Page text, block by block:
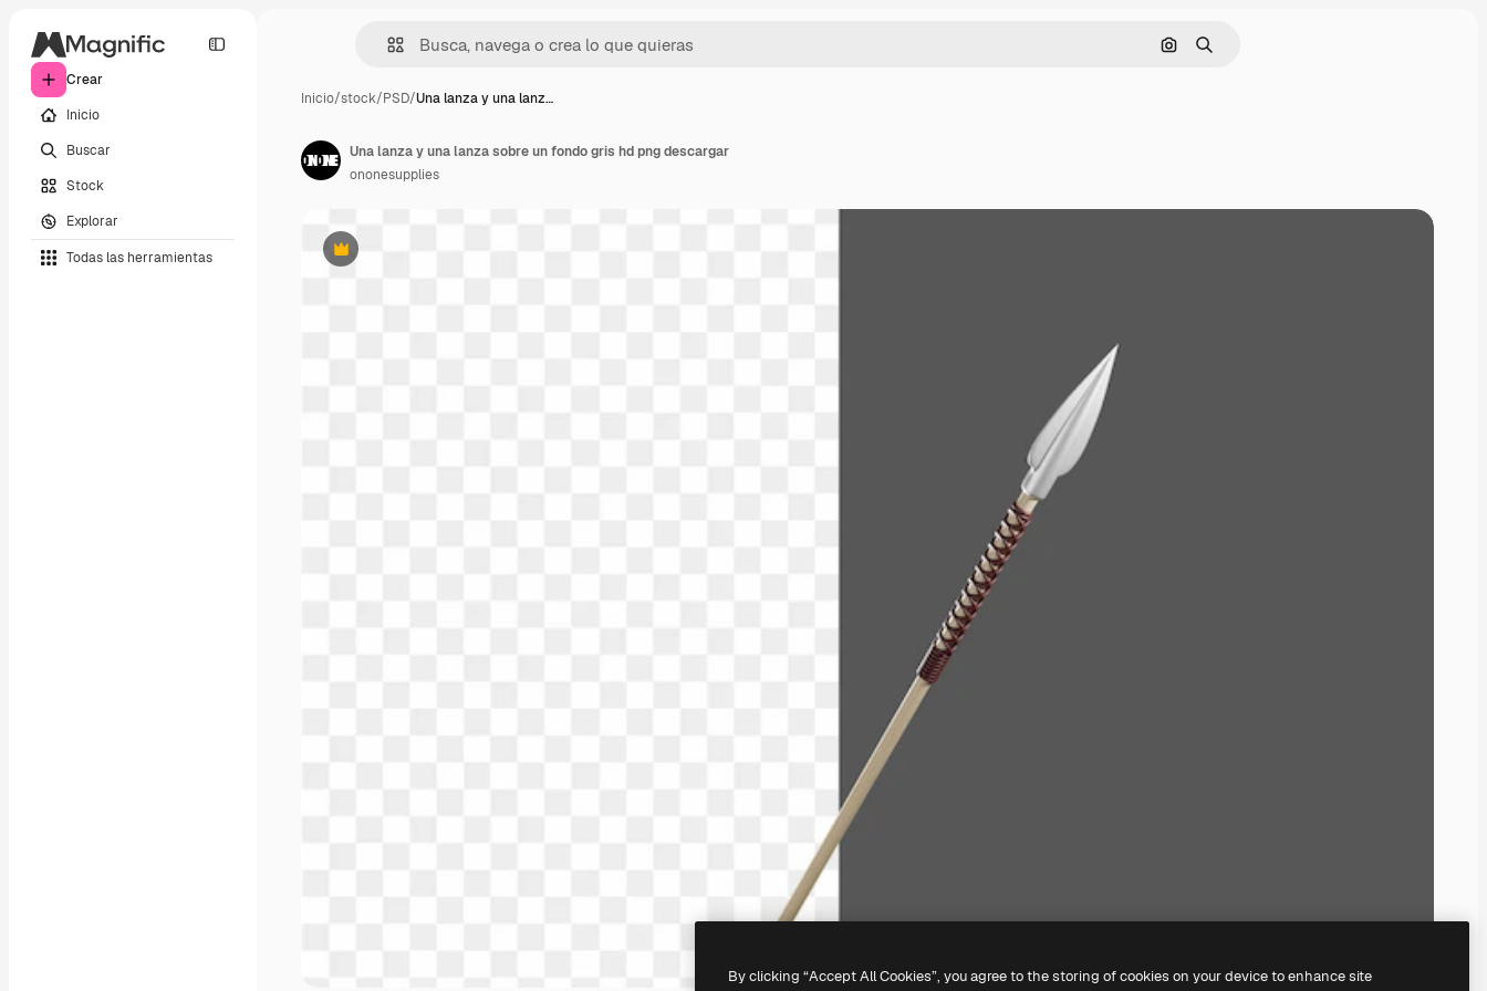
Crear
Inicio
Buscar
Stock
Explorar
Todas las herramientas
Buscar por imagen
Buscar
Inicio/stock/PSD/Una lanza y una lanz…
Premium
Una lanza y una lanza sobre un fondo gris hd png descargar
ononesupplies
By clicking “Accept All Cookies”, you agree to the storing of cookies on your device to enhance site